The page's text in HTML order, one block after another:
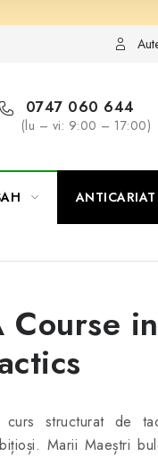
0747 060 644
(lu – vi: 9:00 – 17:00)
ANTICARIAT
Course
curs structurat de
Marii Maeștri